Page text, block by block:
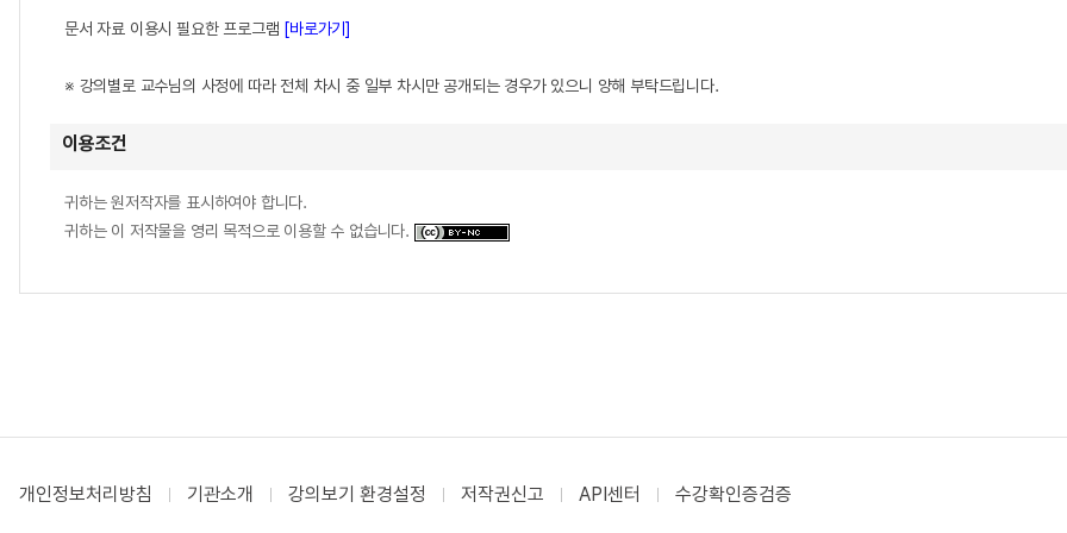
문서 자료 이용시 필요한 프로그램 [바로가기]
※ 강의별로 교수님의 사정에 따라 전체 차시 중 일부 차시만 공개되는 경우가 있으니 양해 부탁드립니다.
이용조건
귀하는 원저작자를 표시하여야 합니다.
귀하는 이 저작물을 영리 목적으로 이용할 수 없습니다.
개인정보처리방침 기관소개 강의보기 환경설정 저작권신고 API센터 수강확인증검증